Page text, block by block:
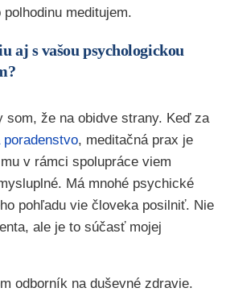
meditujem.
aj s vašou psychologickou
som, že na obidve strany. Keď za
poradenstvo, meditačná prax je
v rámci spolupráce viem
Má mnohé psychické
pohľadu vie človeka posilniť. Nie
ale je to súčasť mojej
odborník na duševné zdravie.